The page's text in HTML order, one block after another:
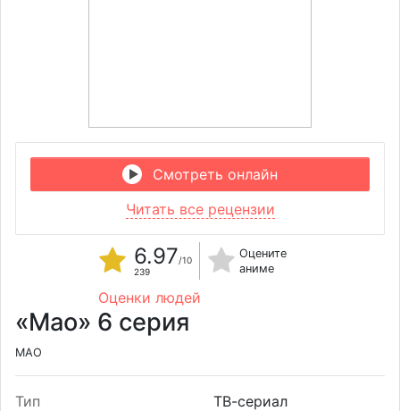
Смотреть онлайн
Читать все рецензии
6.97/10
239
Оцените
аниме
Оценки людей
«Мао» 6 серия
MAO
Тип
ТВ-сериал